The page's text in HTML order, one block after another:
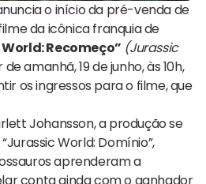
o início da pré-venda de
da icônica franquia de
Recomeço” (Jurassic
amanhã, 19 de junho, às 10h,
os ingressos para o filme, que
Johansson, a produção se
World: Domínio”,
aprenderam a